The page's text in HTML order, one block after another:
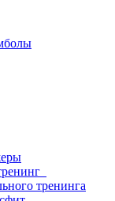
тренинга